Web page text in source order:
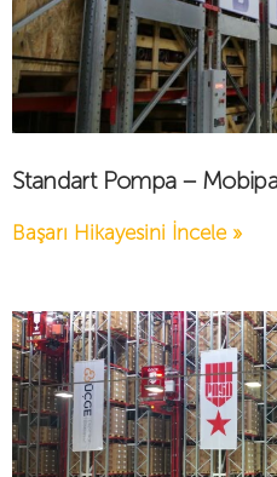
Standart Pompa –
Başarı Hikayesini İncele »